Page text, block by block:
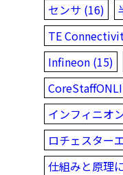
センサ (16)
TE
Infineon (15)
インフィニオ
ロチェスター
仕組みと原理